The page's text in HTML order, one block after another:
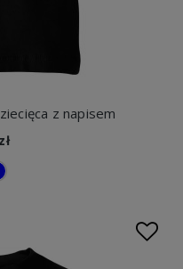
z napisem